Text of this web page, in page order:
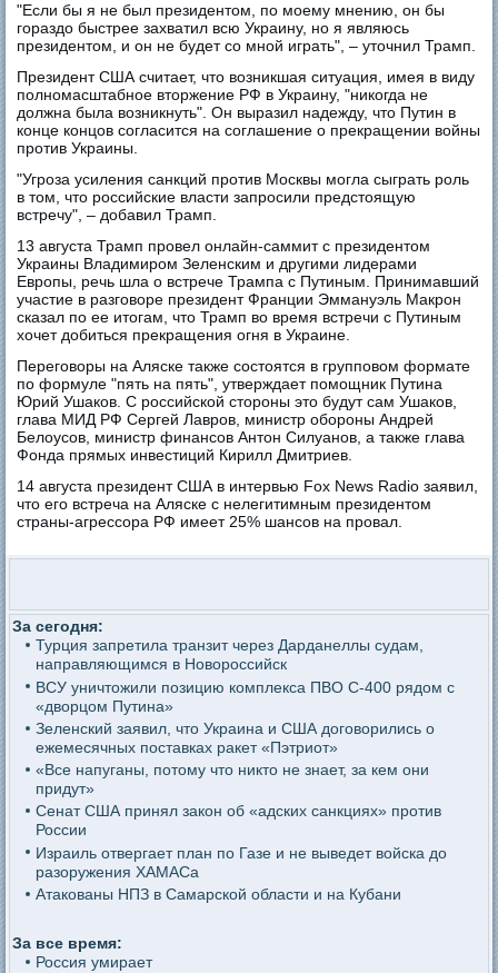
"Если бы я не был президентом, по моему мнению, он бы
гораздо быстрее захватил всю Украину, но я являюсь
президентом, и он не будет со мной играть", – уточнил Трамп.
Президент США считает, что возникшая ситуация, имея в виду
полномасштабное вторжение РФ в Украину, "никогда не
должна была возникнуть". Он выразил надежду, что Путин в
конце концов согласится на соглашение о прекращении войны
против Украины.
"Угроза усиления санкций против Москвы могла сыграть роль
в том, что российские власти запросили предстоящую
встречу", – добавил Трамп.
13 августа Трамп провел онлайн-саммит с президентом
Украины Владимиром Зеленским и другими лидерами
Европы, речь шла о встрече Трампа с Путиным. Принимавший
участие в разговоре президент Франции Эммануэль Макрон
сказал по ее итогам, что Трамп во время встречи с Путиным
хочет добиться прекращения огня в Украине.
Переговоры на Аляске также состоятся в групповом формате
по формуле "пять на пять", утверждает помощник Путина
Юрий Ушаков. С российской стороны это будут сам Ушаков,
глава МИД РФ Сергей Лавров, министр обороны Андрей
Белоусов, министр финансов Антон Силуанов, а также глава
Фонда прямых инвестиций Кирилл Дмитриев.
14 августа президент США в интервью Fox News Radio заявил,
что его встреча на Аляске с нелегитимным президентом
страны-агрессора РФ имеет 25% шансов на провал.
За сегодня:
Турция запретила транзит через Дарданеллы судам,
направляющимся в Новороссийск
ВСУ уничтожили позицию комплекса ПВО С-400 рядом с
«дворцом Путина»
Зеленский заявил, что Украина и США договорились о
ежемесячных поставках ракет «Пэтриот»
«Все напуганы, потому что никто не знает, за кем они
придут»
Сенат США принял закон об «адских санкциях» против
России
Израиль отвергает план по Газе и не выведет войска до
разоружения ХАМАСа
Атакованы НПЗ в Самарской области и на Кубани
За все время:
Россия умирает